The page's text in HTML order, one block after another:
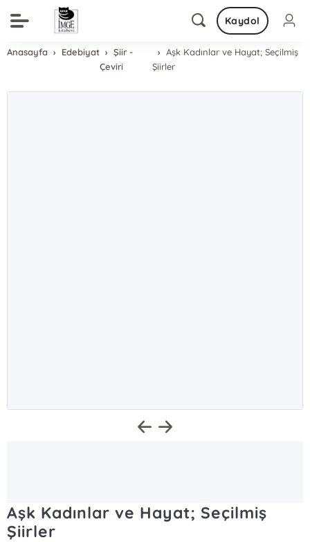
Kaydol
Anasayfa Edebiyat
Şiir -
Çeviri
Aşk Kadınlar ve Hayat; Seçilmiş
Şiirler
Aşk Kadınlar ve Hayat; Seçilmiş
Şiirler